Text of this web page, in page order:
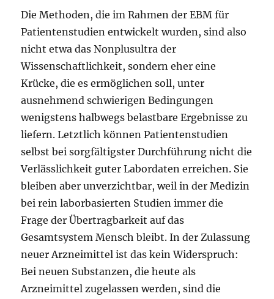
Die Methoden, die im Rahmen der EBM für
Patientenstudien entwickelt wurden, sind also
nicht etwa das Nonplusultra der
Wissenschaftlichkeit, sondern eher eine
Krücke, die es ermöglichen soll, unter
ausnehmend schwierigen Bedingungen
wenigstens halbwegs belastbare Ergebnisse zu
liefern. Letztlich können Patientenstudien
selbst bei sorgfältigster Durchführung nicht die
Verlässlichkeit guter Labordaten erreichen. Sie
bleiben aber unverzichtbar, weil in der Medizin
bei rein laborbasierten Studien immer die
Frage der Übertragbarkeit auf das
Gesamtsystem Mensch bleibt. In der Zulassung
neuer Arzneimittel ist das kein Widerspruch:
Bei neuen Substanzen, die heute als
Arzneimittel zugelassen werden, sind die